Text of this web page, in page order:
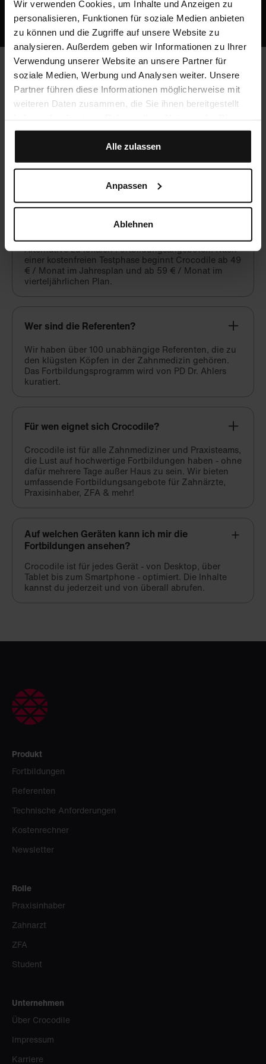
Wir verwenden Cookies, um Inhalte und Anzeigen zu
personalisieren, Funktionen für soziale Medien anbieten
zu können und die Zugriffe auf unsere Website zu
analysieren. Außerdem geben wir Informationen zu Ihrer
Verwendung unserer Website an unsere Partner für
soziale Medien, Werbung und Analysen weiter. Unsere
Partner führen diese Informationen möglicherweise mit
weiteren Daten zusammen, die Sie ihnen bereitgestellt
gesammelt haben.
Alle zulassen
Anpassen
Ablehnen
Oder ruf uns an: +49 5251 / 54481-0
Häufig gestellte Fragen
Ja, du kannst mit Crocodile unbegrenzt CME-Punkte
sammeln!
Crocodile ist eine hochwertige, aber preiswerte
Alternative zu lokalen Fortbildungsangeboten. Nach
einer kostenfreien Testphase beginnt Crocodile ab 49
€ / Monat im Jahresplan und ab 59 € / Monat im
vierteljährlichen Plan.
Wer sind die Referenten?
Wir haben über 100 unabhängige Referenten, die zu
den klügsten Köpfen in der Zahnmedizin gehören.
Das Fortbildungsprogramm wird von PD Dr. Ahlers
kuratiert.
Für wen eignet sich Crocodile?
Crocodile ist für alle Zahnmediziner und Praxisteams,
die Lust auf hochwertige Fortbildungen haben - ohne
dafür mehrere Tage außer Haus zu sein. Wir bieten
umfassende Fortbildungsangebote für Zahnärzte,
Praxisinhaber, ZFA & mehr!
Auf welchen Geräten kann ich mir die
Fortbildungen ansehen?
Crocodile ist für jedes Gerät - von Desktop, über
Tablet bis zum Smartphone - optimiert. Die Inhalte
kannst du jederzeit und von überall abrufen.
Produkt
Fortbildungen
Referenten
Technische Anforderungen
Kostenrechner
Newsletter
Rolle
Praxisinhaber
Zahnarzt
ZFA
Student
Unternehmen
Über Crocodile
Impressum
Karriere